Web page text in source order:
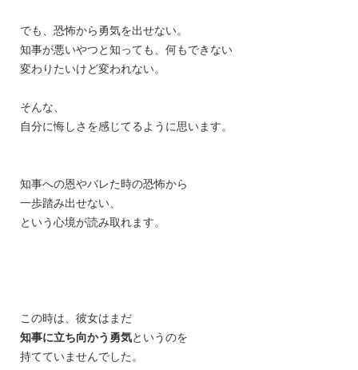
でも、恐怖から勇気を出せない。
知事が悪いやつと知っても、何もできない
変わりたいけど変われない。
そんな、
自分に悔しさを感じてるように思います。
知事への恩やバレた時の恐怖から
一歩踏み出せない、
という心境が読み取れます。
この時は、彼女はまだ
知事に立ち向かう勇気というのを
持てていませんでした。